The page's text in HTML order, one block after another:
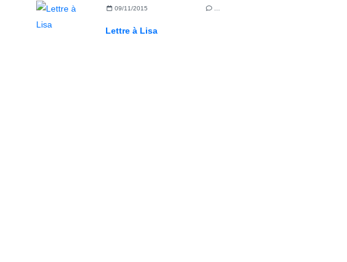
09/11/2015
Lettre à Lisa